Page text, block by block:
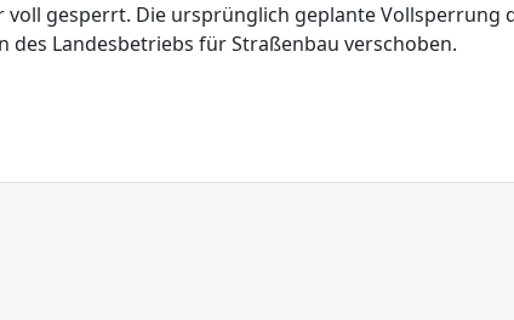
voll gesperrt. Die ursprünglich geplante Vollsperrung
des Landesbetriebs für Straßenbau verschoben.